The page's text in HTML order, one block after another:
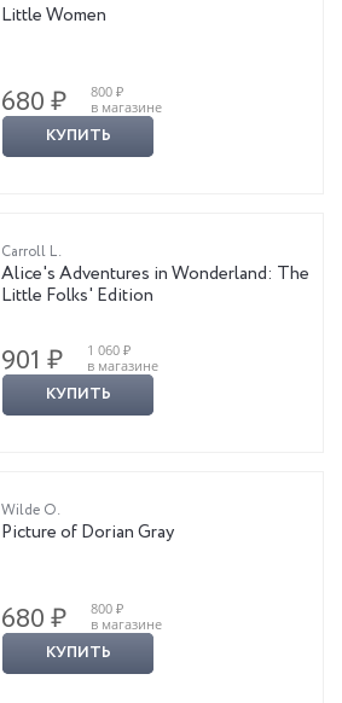
Little Women
680 ₽
800 ₽
в магазине
КУПИТЬ
Carroll L.
Alice's Adventures in Wonderland: The
Little Folks' Edition
901 ₽
1 060 ₽
в магазине
КУПИТЬ
Wilde O.
Picture of Dorian Gray
680 ₽
800 ₽
в магазине
КУПИТЬ